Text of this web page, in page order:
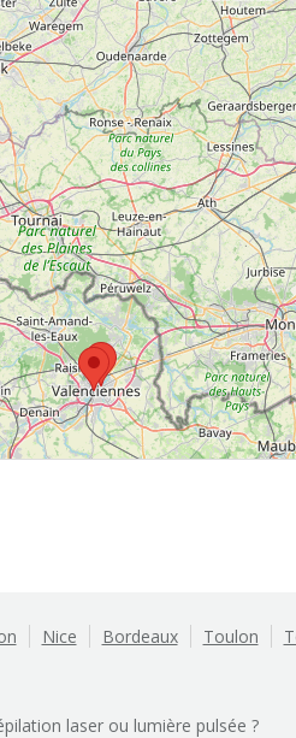
Nice Bordeaux Toulon
laser ou lumière pulsée ?